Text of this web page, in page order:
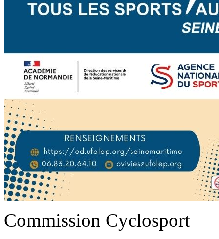
Commission Cyclosport